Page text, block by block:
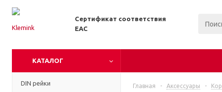
Сертификат соответствия
EAC
КАТАЛОГ
DIN рейки Главная - Аксессуары -